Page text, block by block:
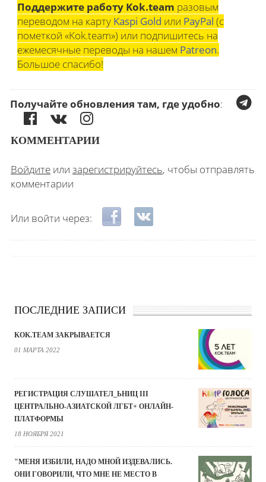
Поддержите работу Kok.team разовым
переводом на карту Kaspi Gold или PayPal (с
пометкой «Kok.team») или подпишитесь на
ежемесячные переводы на нашем Patreon.
Большое спасибо!
Получайте обновления там, где удобно:
КОММЕНТАРИИ
Войдите или зарегистрируйтесь, чтобы отправлять
комментарии
Или войти через: Login with Facebook
Login with ВКонтакте
ПОСЛЕДНИЕ ЗАПИСИ
KOK.TEAM ЗАКРЫВАЕТСЯ
01 МАРТА 2022
РЕГИСТРАЦИЯ СЛУШАТЕЛ_ЬНИЦ III
ЦЕНТРАЛЬНО-АЗИАТСКОЙ ЛГБТ+ ОНЛАЙН-
ПЛАТФОРМЫ
18 НОЯБРЯ 2021
"МЕНЯ ИЗБИЛИ, НАДО МНОЙ ИЗДЕВАЛИСЬ.
ОНИ ГОВОРИЛИ, ЧТО МНЕ НЕ МЕСТО В